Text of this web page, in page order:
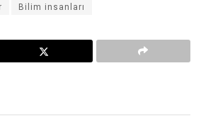
Bilim insanları